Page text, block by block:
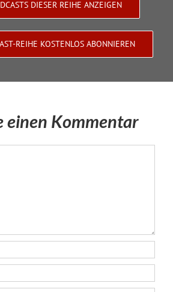
DIESER REIHE ANZEIGEN
REIHE KOSTENLOS ABONNIEREN
einen Kommentar